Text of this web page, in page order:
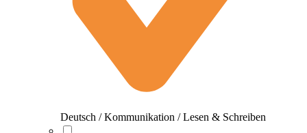
Deutsch / Kommunikation / Lesen & Schreiben